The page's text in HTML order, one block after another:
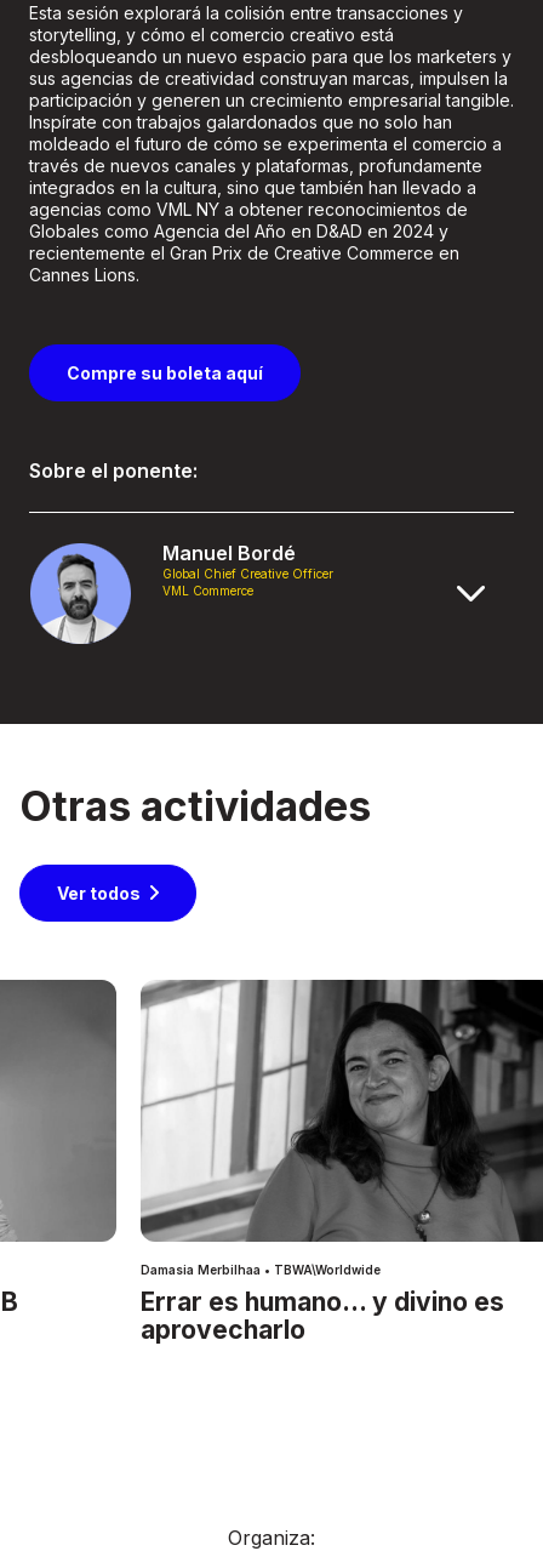
Esta sesión explorará la colisión entre transacciones y
storytelling, y cómo el comercio creativo está
desbloqueando un nuevo espacio para que los marketers y
sus agencias de creatividad construyan marcas, impulsen la
participación y generen un crecimiento empresarial tangible.
Inspírate con trabajos galardonados que no solo han
moldeado el futuro de cómo se experimenta el comercio a
través de nuevos canales y plataformas, profundamente
integrados en la cultura, sino que también han llevado a
agencias como VML NY a obtener reconocimientos de
Globales como Agencia del Año en D&AD en 2024 y
recientemente el Gran Prix de Creative Commerce en
Cannes Lions.
Compre su boleta aquí
Sobre el ponente:
Manuel Bordé
Global Chief Creative Officer
VML Commerce
Otras actividades
Ver todos
Damasia Merbilhaa • TBWA\Worldwide
Errar es humano… y divino es
aprovecharlo
Organiza: